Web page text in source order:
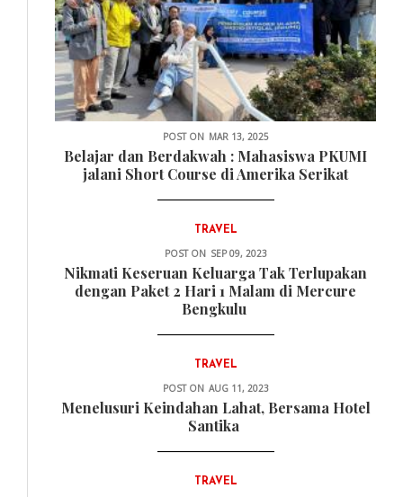
POST ON MAR 13, 2025
Belajar dan Berdakwah : Mahasiswa PKUMI
jalani Short Course di Amerika Serikat
TRAVEL
POST ON SEP 09, 2023
Nikmati Keseruan Keluarga Tak Terlupakan
dengan Paket 2 Hari 1 Malam di Mercure
Bengkulu
TRAVEL
POST ON AUG 11, 2023
Menelusuri Keindahan Lahat, Bersama Hotel
Santika
TRAVEL